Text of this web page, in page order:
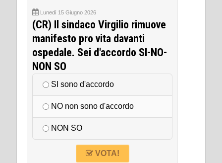
Lunedì 15 Giugno 2026
(CR) Il sindaco Virgilio rimuove
manifesto pro vita davanti
ospedale. Sei d'accordo SI-NO-
NON SO
SI sono d'accordo
NO non sono d'accordo
NON SO
VOTA!